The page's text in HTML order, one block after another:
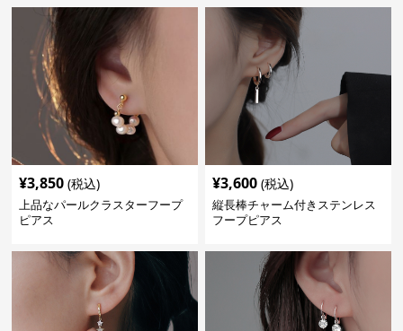
¥3,850 (税込)
上品なパールクラスターフープ
ピアス
¥3,600 (税込)
縦長棒チャーム付きステンレス
フープピアス